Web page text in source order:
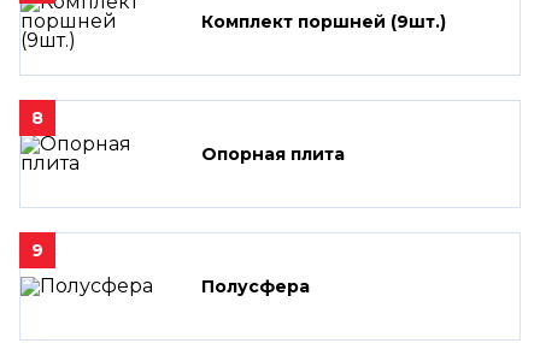
Комплект поршней (9шт.)
8
Опорная плита
9
Полусфера